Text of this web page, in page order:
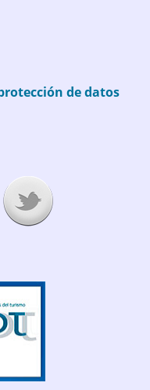
de datos